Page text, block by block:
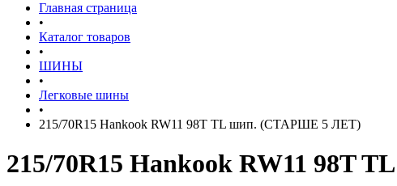
Главная страница
•
Каталог товаров
•
ШИНЫ
•
Легковые шины
•
215/70R15 Hankook RW11 98T TL шип. (СТАРШЕ 5 ЛЕТ)
215/70R15 Hankook RW11